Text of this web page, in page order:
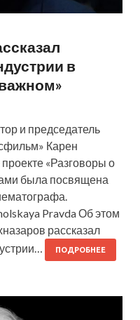
в
и председатель
Карен
«Разговоры о
была посвящена
Pravda Об этом
рассказал
ПОДРОБНЕЕ